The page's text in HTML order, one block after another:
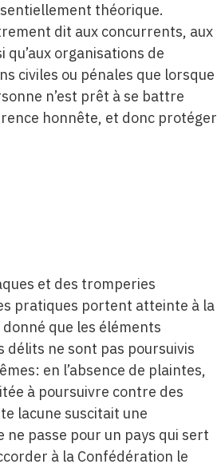
théorique.
dit aux concurrents, aux
organisations de
civiles ou pénales que lorsque
n’est prêt à se battre
honnête, et donc protéger
et des tromperies
pratiques portent atteinte à la
que les éléments
délits ne sont pas poursuivis
en l’absence de plaintes,
à poursuivre contre des
lacune suscitait une
ne passe pour un pays qui sert
à la Confédération le